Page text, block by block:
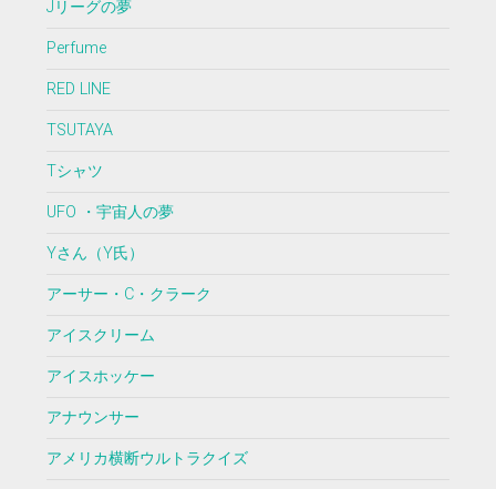
Jリーグの夢
Perfume
RED LINE
TSUTAYA
Tシャツ
UFO ・宇宙人の夢
Yさん（Y氏）
アーサー・C・クラーク
アイスクリーム
アイスホッケー
アナウンサー
アメリカ横断ウルトラクイズ